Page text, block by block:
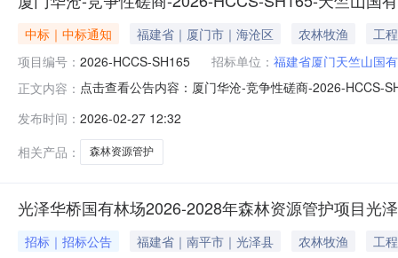
中标｜中标通知 福建省｜厦门市｜海沧区 农林牧渔
工程
项目编号： 2026-HCCS-SH165 招标单位： 福建省厦门天竺山国
正文内容： 点击查看公告内容：厦门华沧-竞争性磋商-2026-HCCS-
发布时间： 2026-02-27 12:32
相关产品：
森林资源管护
光泽华桥国有林场2026-2028年森林资源管护项目光
招标｜招标公告 福建省｜南平市｜光泽县 农林牧渔
工程